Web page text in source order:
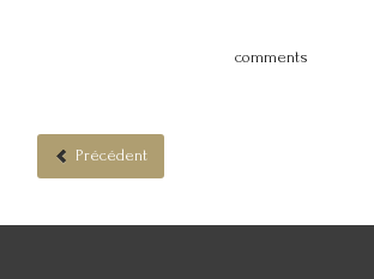
comments
Précédent